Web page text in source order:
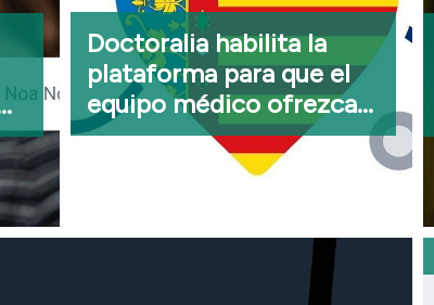
Doctoralia habilita la
plataforma para que el
equipo médico ofrezca
citas médicas gratuitas
a los afectados por la